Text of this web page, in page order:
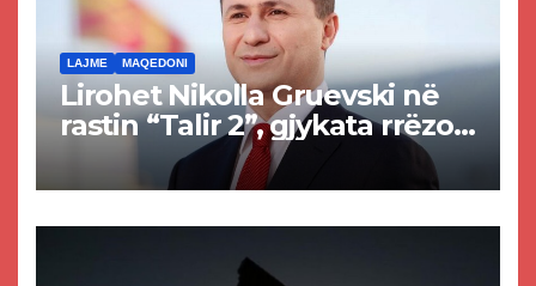
LAJME MAQEDONI
Lirohet Nikolla Gruevski në
rastin “Talir 2”, gjykata rrëzon
akuzat për ndërtimin e
paligjshëm të selisë së